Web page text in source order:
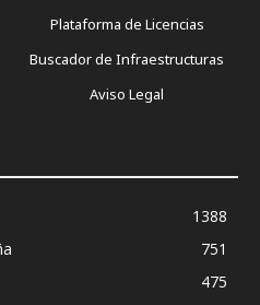
Plataforma de Licencias
Buscador de Infraestructuras
Aviso Legal
1388
751
475